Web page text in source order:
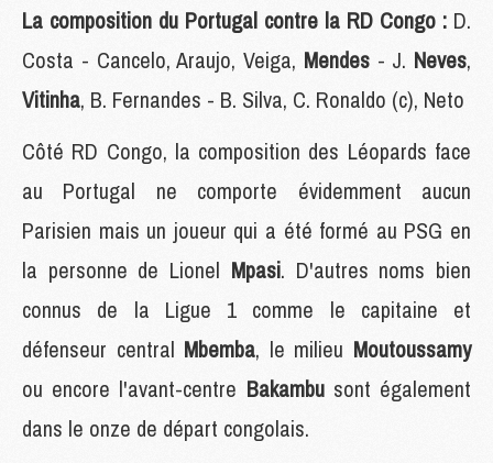
La composition du Portugal contre la RD Congo : D.
Costa - Cancelo, Araujo, Veiga, Mendes - J. Neves,
Vitinha, B. Fernandes - B. Silva, C. Ronaldo (c), Neto
Côté RD Congo, la composition des Léopards face
au Portugal ne comporte évidemment aucun
Parisien mais un joueur qui a été formé au PSG en
la personne de Lionel Mpasi. D'autres noms bien
connus de la Ligue 1 comme le capitaine et
défenseur central Mbemba, le milieu Moutoussamy
ou encore l'avant-centre Bakambu sont également
dans le onze de départ congolais.